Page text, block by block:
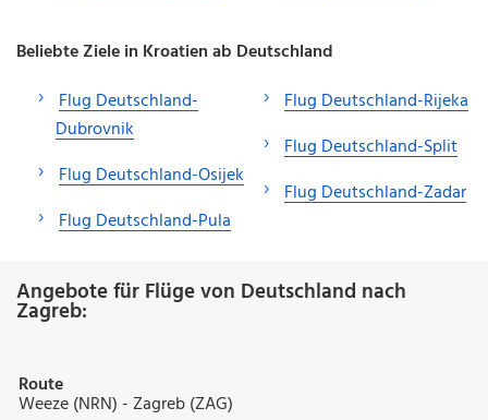
Beliebte Ziele in Kroatien ab Deutschland
Flug Deutschland-
Dubrovnik
Flug Deutschland-Osijek
Flug Deutschland-Pula
Flug Deutschland-Rijeka
Flug Deutschland-Split
Flug Deutschland-Zadar
Angebote für Flüge von Deutschland nach
Zagreb:
Route
Weeze (NRN) - Zagreb (ZAG)